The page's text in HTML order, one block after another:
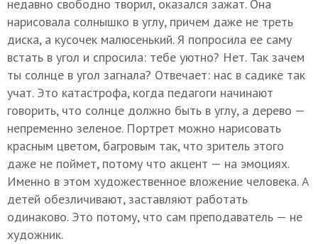
недавно свободно творил, оказался зажат. Она
нарисовала солнышко в углу, причем даже не треть
диска, а кусочек малюсенький. Я попросила ее саму
встать в угол и спросила: тебе уютно? Нет. Так зачем
ты солнце в угол загнала? Отвечает: нас в садике так
учат. Это катастрофа, когда педагоги начинают
говорить, что солнце должно быть в углу, а дерево —
непременно зеленое. Портрет можно нарисовать
красным цветом, багровым так, что зритель этого
даже не поймет, потому что акцент — на эмоциях.
Именно в этом художественное вложение человека. А
детей обезличивают, заставляют работать
одинаково. Это потому, что сам преподаватель — не
художник.